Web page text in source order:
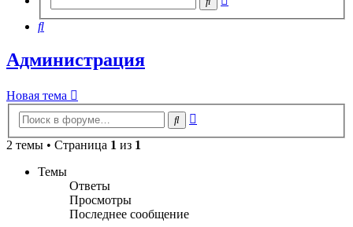
Поиск
Администрация
Новая
тема
Новая тема
Поиск
2 темы • Страница 1 из 1
Темы
Ответы
Просмотры
Последнее сообщение